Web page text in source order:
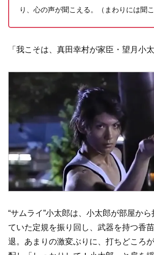
り、心の声が聞こえる。（まわりには聞こ
「我こそは、真田幸村が家臣・望月小
“サムライ”小太郎は、小太郎が部屋か
ていた定規を振り回し、武器を持つ香
退。あまりの激変ぶりに、打ちどころ